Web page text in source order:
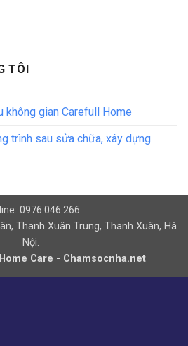
TÔI
không gian Carefull Home
trình sau sửa chữa, xây dựng
0976.046.266
Thanh Xuân Trung, Thanh Xuân, Hà
Nội.
Home Care - Chamsocnha.net